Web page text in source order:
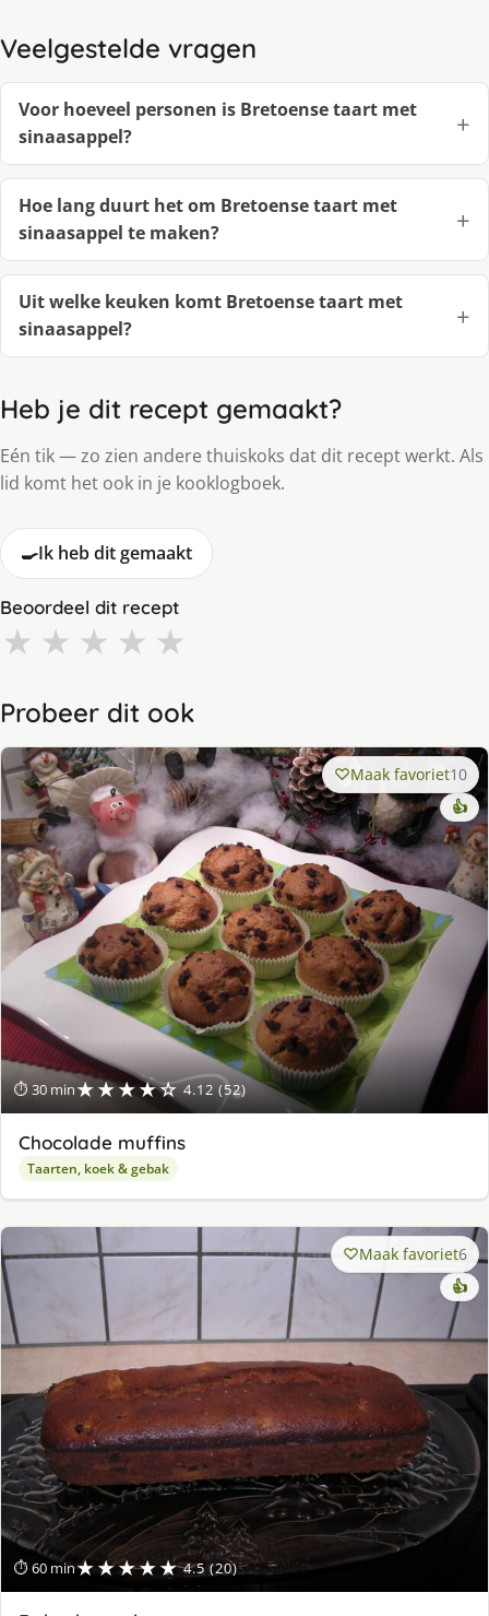
Veelgestelde vragen
Voor hoeveel personen is Bretoense taart met
sinaasappel?
Hoe lang duurt het om Bretoense taart met
sinaasappel te maken?
Uit welke keuken komt Bretoense taart met
sinaasappel?
Heb je dit recept gemaakt?
Eén tik — zo zien andere thuiskoks dat dit recept werkt. Als
lid komt het ook in je kooklogboek.
🍳Ik heb dit gemaakt
Beoordeel dit recept
★ ★ ★ ★ ★
Probeer dit ook
⏱ 30 min★★★★☆ 4.12 (52)
Maak favoriet10
👍
Chocolade muffins
Taarten, koek & gebak
⏱ 60 min★★★★★ 4.5 (20)
Maak favoriet6
👍